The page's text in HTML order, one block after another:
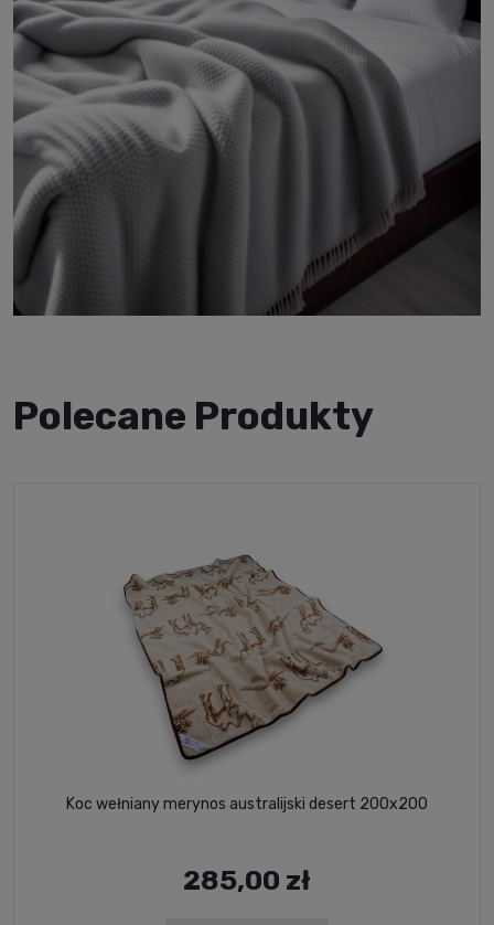
Polecane Produkty
Koc wełniany merynos australijski desert 200x200
285,00 zł